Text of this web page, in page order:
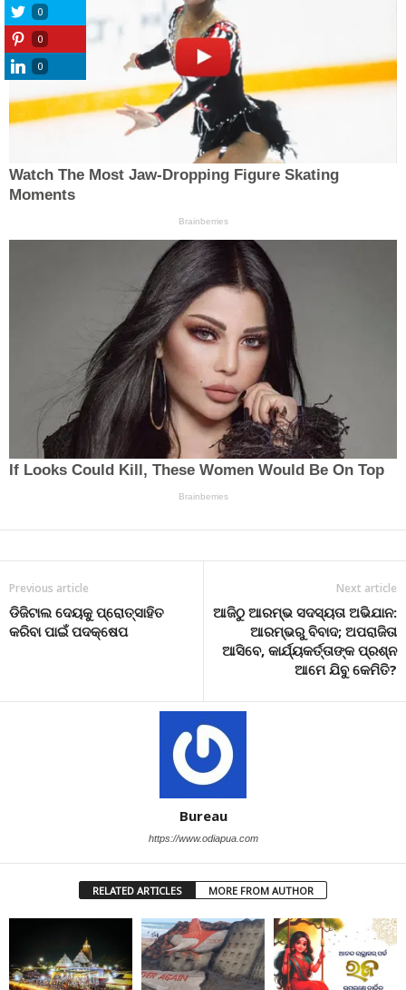
Previous article
ଡିଜିଟାଲ ଦେୟକୁ ପ୍ରୋତ୍ସାହିତ
କରିବା ପାଇଁ ପଦକ୍ଷେପ
Next article
ଆଜିଠୁ ଆରମ୍ଭ ସଦସ୍ୟତା ଅଭିଯାନ:
ଆରମ୍ଭରୁ ବିବାଦ; ଅପରାଜିତା
ଆସିବେ, କାର୍ଯ୍ୟକର୍ତ୍ତାଙ୍କ ପ୍ରଶ୍ନ
ଆମେ ଯିବୁ କେମିତି?
Bureau
https://www.odiapua.com
RELATED ARTICLES MORE FROM AUTHOR
0
0
0